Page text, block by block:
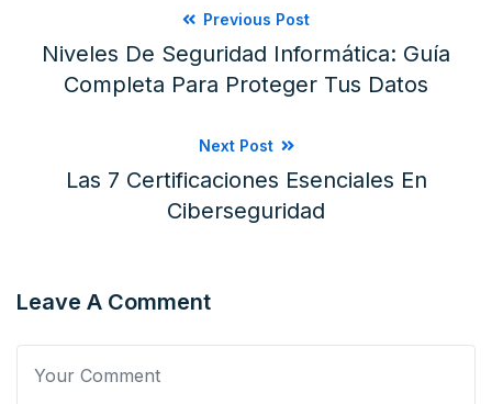
Previous Post
Niveles De Seguridad Informática: Guía
Completa Para Proteger Tus Datos
Next Post
Las 7 Certificaciones Esenciales En
Ciberseguridad
Leave A Comment